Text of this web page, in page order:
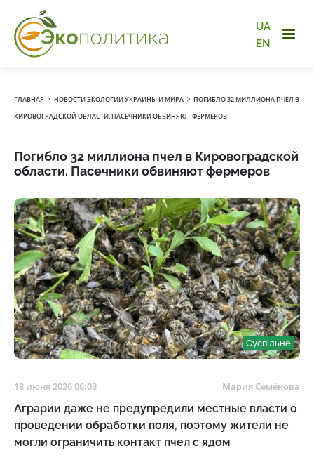
UA
EN
ГЛАВНАЯ › НОВОСТИ ЭКОЛОГИИ УКРАИНЫ И МИРА › ПОГИБЛО 32 МИЛЛИОНА ПЧЕЛ В
КИРОВОГРАДСКОЙ ОБЛАСТИ. ПАСЕЧНИКИ ОБВИНЯЮТ ФЕРМЕРОВ
Погибло 32 миллиона пчел в Кировоградской
области. Пасечники обвиняют фермеров
Суспільне
18 июня 2026 06:03 Мария Семёнова
Аграрии даже не предупредили местные власти о
проведении обработки поля, поэтому жители не
могли ограничить контакт пчел с ядом